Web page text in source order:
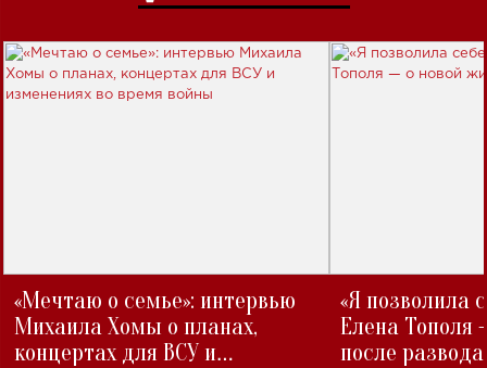
«Мечтаю о семье»: интервью
Михаила Хомы о планах,
концертах для ВСУ и
«Я позволила
Елена Тополя
после развода